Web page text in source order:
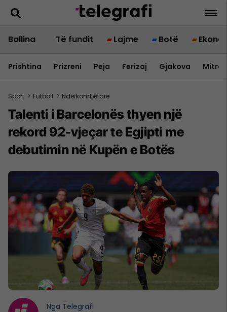
Ballina Të fundit Lajme Botë
Prishtina Prizreni Peja Ferizaj Gjakova
Sport > Futboll > Ndërkombëtare
Talenti i Barcelonës thyen një
rekord 92-vjeçar te Egjipti me
debutimin në Kupën e Botës
Nga Telegrafi